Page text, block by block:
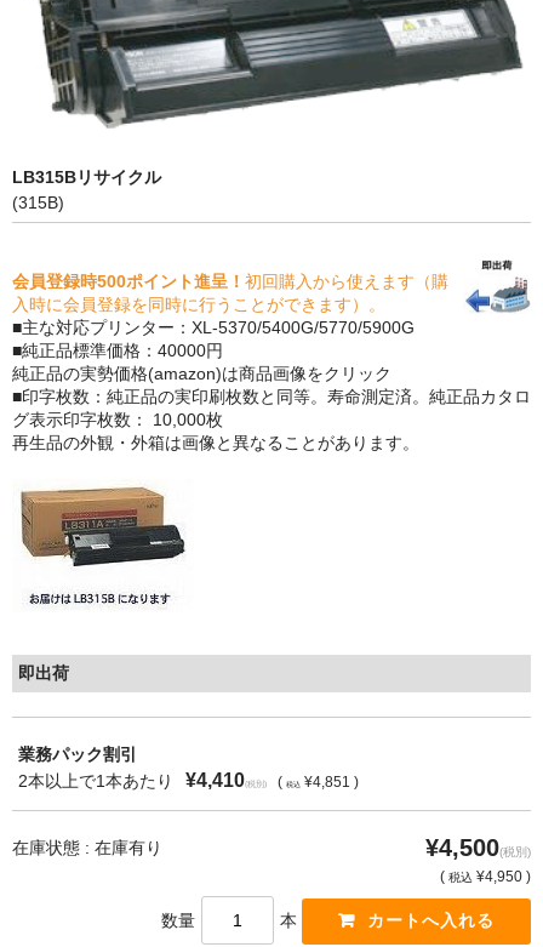
PrivacyPolicy
特定商取引法に基づく表示
保証受付中
プリンタ補償
貴社都合返品
動画で分かる
購入ガイド
トナーの種類と比較
トナー再生の流れ
もっと安い販売店があります。何が違うのですか？
リサイクルトナーで経費削減
リサイクルトナーの選び方
全国発送・送料無料
LB315Bリサイクル
(315B)
会員登録時500ポイント進呈！ 初回購入から使えます（購
入時に会員登録を同時に行うことができます）。
■主な対応プリンター：XL-5370/5400G/5770/5900G
■純正品標準価格：40000円
純正品の実勢価格(amazon)は商品画像をクリック
■印字枚数：純正品の実印刷枚数と同等。寿命測定済。純正品カタロ
グ表示印字枚数： 10,000枚
再生品の外観・外箱は画像と異なることがあります。
即出荷
業務パック割引
2本以上で1本あたり
¥4,410(税別) ( 税込 ¥4,851 )
在庫状態 : 在庫有り ¥4,500(税別)
( 税込 ¥4,950 )
数量 本